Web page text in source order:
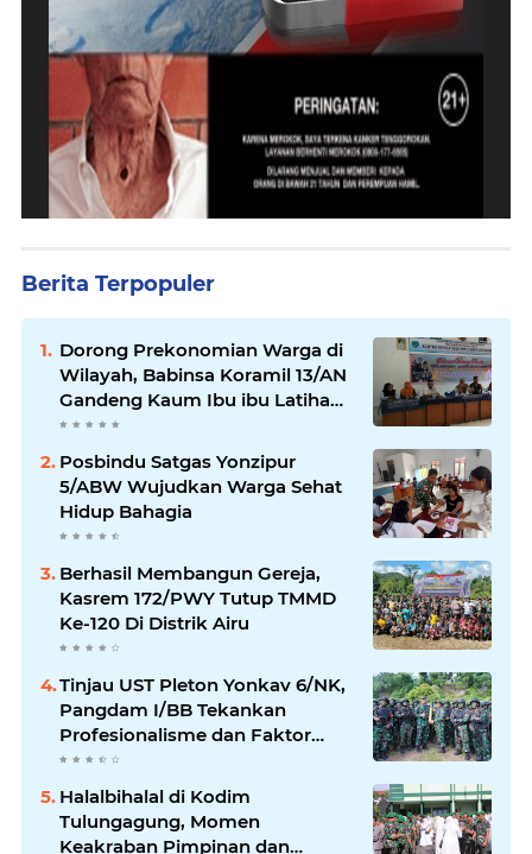
Berita Terpopuler
Dorong Prekonomian Warga di
Wilayah, Babinsa Koramil 13/AN
Gandeng Kaum Ibu ibu Latihan
Jahit Menjahit
Posbindu Satgas Yonzipur
5/ABW Wujudkan Warga Sehat
Hidup Bahagia
Berhasil Membangun Gereja,
Kasrem 172/PWY Tutup TMMD
Ke-120 Di Distrik Airu
Tinjau UST Pleton Yonkav 6/NK,
Pangdam I/BB Tekankan
Profesionalisme dan Faktor
Keamanan
Halalbihalal di Kodim
Tulungagung, Momen
Keakraban Pimpinan dan